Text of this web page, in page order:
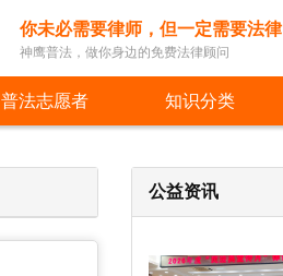
你未必需要律师，但一定需要法律
神鹰普法，做你身边的免费法律顾问
普法志愿者 知识分类
公益资讯